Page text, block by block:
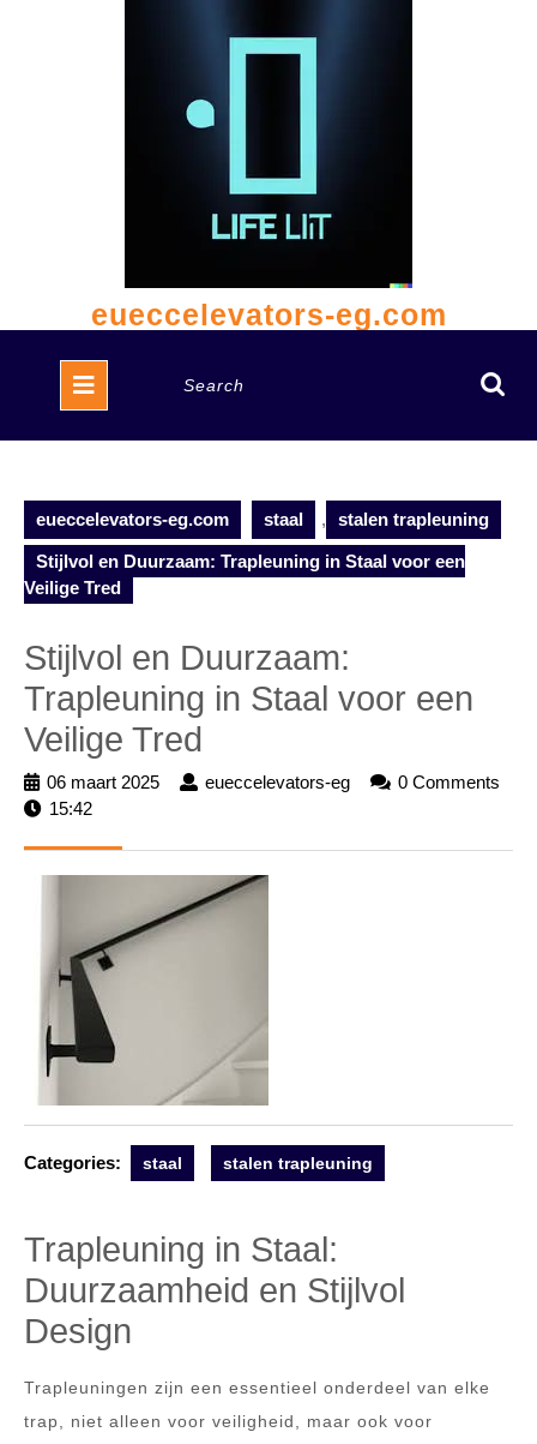
eueccelevators-eg.com
Open
Button
eueccelevators-eg.com staal , stalen trapleuning
Stijlvol en Duurzaam: Trapleuning in Staal voor een
Veilige Tred
Stijlvol en Duurzaam:
Trapleuning in Staal voor een
Veilige Tred
06 maart 2025
06
eueccelevators-eg
eueccelevators-
0 Comments
15:42
Categories: staal stalen trapleuning
Trapleuning in Staal:
Duurzaamheid en Stijlvol
Design
Trapleuningen zijn een essentieel onderdeel van elke
trap, niet alleen voor veiligheid, maar ook voor